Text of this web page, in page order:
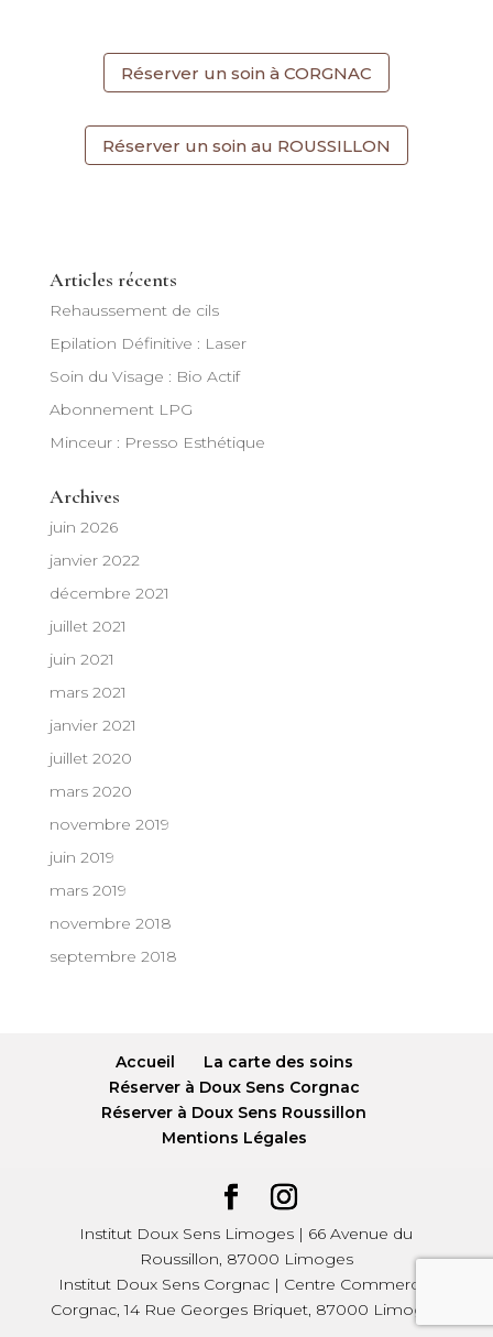
Réserver un soin à CORGNAC
Réserver un soin au ROUSSILLON
Articles récents
Rehaussement de cils
Epilation Définitive : Laser
Soin du Visage : Bio Actif
Abonnement LPG
Minceur : Presso Esthétique
Archives
juin 2026
janvier 2022
décembre 2021
juillet 2021
juin 2021
mars 2021
janvier 2021
juillet 2020
mars 2020
novembre 2019
juin 2019
mars 2019
novembre 2018
septembre 2018
Accueil
La carte des soins
Réserver à Doux Sens Corgnac
Réserver à Doux Sens Roussillon
Mentions Légales
Institut Doux Sens Limoges | 66 Avenue du
Roussillon, 87000 Limoges
Institut Doux Sens Corgnac | Centre Commercial
Corgnac, 14 Rue Georges Briquet, 87000 Limoges